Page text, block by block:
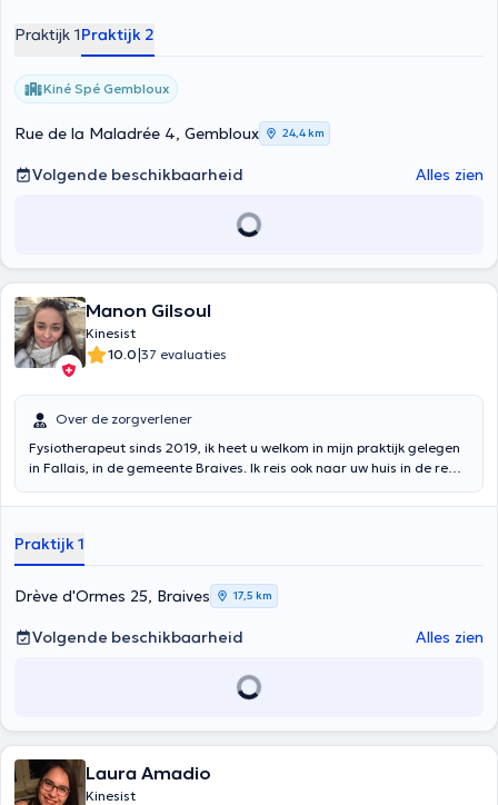
Praktijk 1Praktijk 2
Kiné Spé Gembloux
Rue de la Maladrée 4, Gembloux 24,4 km
Volgende beschikbaarheid Alles zien
Manon Gilsoul
Kinesist
10.0|37 evaluaties
Over de zorgverlener
Fysiotherapeut sinds 2019, ik heet u welkom in mijn praktijk gelegen
in Fallais, in de gemeente Braives. Ik reis ook naar uw huis in de regio
Universiteit van Luik in 2019 en ik volg momenteel de opleiding
blessures mij worden aangeleerd. Ik heb ook kunnen trainen in
kinesiotaping en de Mckenzie methode.
Praktijk 1
Drève d'Ormes 25, Braives 17,5 km
Volgende beschikbaarheid Alles zien
Laura Amadio
Kinesist